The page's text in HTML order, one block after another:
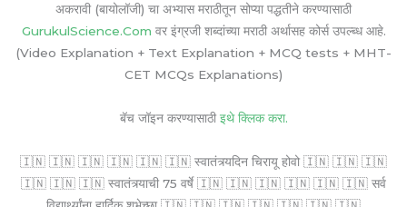
अकरावी (बायोलॉजी) चा अभ्यास मराठीतून सोप्या पद्धतीने करण्यासाठी
GurukulScience.Com वर इंग्रजी शब्दांच्या मराठी अर्थासह कोर्स उपल्ब्ध आहे.
(Video Explanation + Text Explanation + MCQ tests + MHT-
CET MCQs Explanations)
बॅच जॉइन करण्यासाठी इथे क्लिक करा.
🇮🇳 🇮🇳 🇮🇳 🇮🇳 🇮🇳 🇮🇳 स्वातंत्र्यदिन चिरायू होवो 🇮🇳 🇮🇳 🇮🇳
🇮🇳 🇮🇳 🇮🇳 स्वातंत्र्याची 75 वर्षे 🇮🇳 🇮🇳 🇮🇳 🇮🇳 🇮🇳 🇮🇳 सर्व